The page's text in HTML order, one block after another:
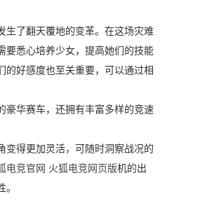
了翻天覆地的变革。在这场灾难
要悉心培养少女，提高她们的技能
的好感度也至关重要，可以通过相
华赛车，还拥有丰富多样的竞速
得更加灵活，可随时洞察战况的
电竞官网 火狐电竞网页版机的出